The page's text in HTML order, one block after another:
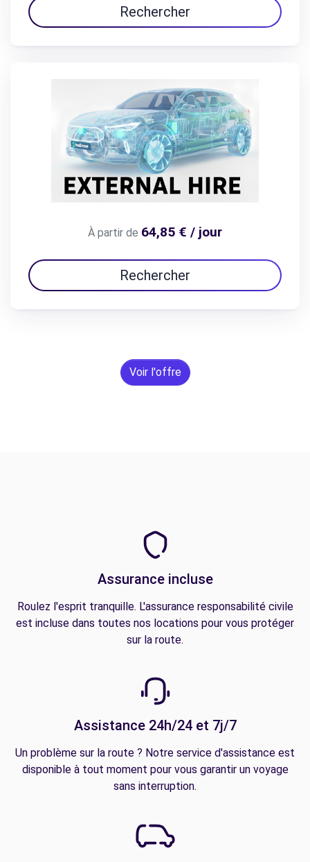
Rechercher
À partir de 64,85 € / jour
Rechercher
Voir l'offre
Assurance incluse
Roulez l'esprit tranquille. L'assurance responsabilité civile
est incluse dans toutes nos locations pour vous protéger
sur la route.
Assistance 24h/24 et 7j/7
Un problème sur la route ? Notre service d'assistance est
disponible à tout moment pour vous garantir un voyage
sans interruption.